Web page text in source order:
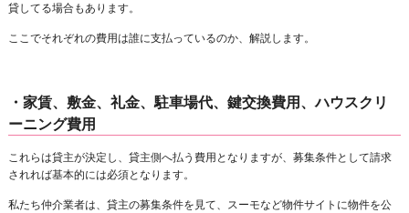
貸してる場合もあります。
ここでそれぞれの費用は誰に支払っているのか、解説します。
・家賃、敷金、礼金、駐車場代、鍵交換費用、ハウスクリ
ーニング費用
これらは貸主が決定し、貸主側へ払う費用となりますが、募集条件として請求
されれば基本的には必須となります。
私たち仲介業者は、貸主の募集条件を見て、スーモなど物件サイトに物件を公